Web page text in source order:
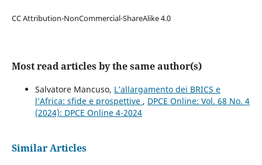
CC Attribution-NonCommercial-ShareAlike 4.0
Most read articles by the same author(s)
Salvatore Mancuso, L’allargamento dei BRICS e
l’Africa: sfide e prospettive , DPCE Online: Vol. 68 No. 4
(2024): DPCE Online 4-2024
Similar Articles